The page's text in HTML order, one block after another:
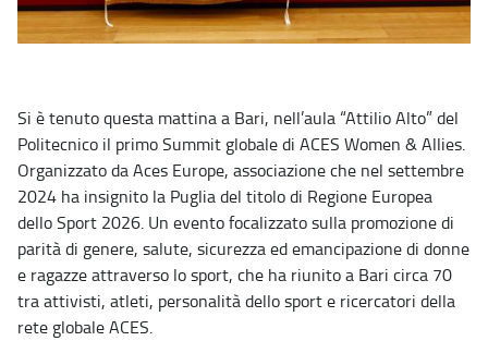
Si è tenuto questa mattina a Bari, nell’aula “Attilio Alto” del
Politecnico il primo Summit globale di ACES Women & Allies.
Organizzato da Aces Europe, associazione che nel settembre
2024 ha insignito la Puglia del titolo di Regione Europea
dello Sport 2026. Un evento focalizzato sulla promozione di
parità di genere, salute, sicurezza ed emancipazione di donne
e ragazze attraverso lo sport, che ha riunito a Bari circa 70
tra attivisti, atleti, personalità dello sport e ricercatori della
rete globale ACES.